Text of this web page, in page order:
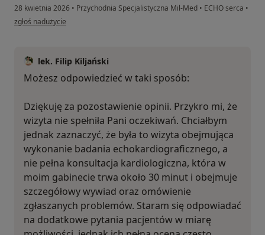
28 kwietnia 2026 • Przychodnia Specjalistyczna Mil-Med • ECHO serca •
w opinii użytkownika Julia
zgłoś nadużycie
lek. Filip Kiljański
Możesz odpowiedzieć w taki sposób:
Dziękuję za pozostawienie opinii. Przykro mi, że
wizyta nie spełniła Pani oczekiwań. Chciałbym
jednak zaznaczyć, że była to wizyta obejmująca
wykonanie badania echokardiograficznego, a
nie pełna konsultacja kardiologiczna, która w
moim gabinecie trwa około 30 minut i obejmuje
szczegółowy wywiad oraz omówienie
zgłaszanych problemów. Staram się odpowiadać
na dodatkowe pytania pacjentów w miarę